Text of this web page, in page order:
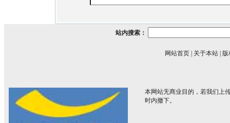
站内搜索：
网站首页 关于本站 版
本网站无商业目的，若我们上
时内撤下。